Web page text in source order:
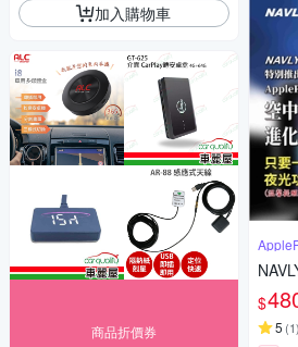
加入購物車
商品折價券
$
5 (1)